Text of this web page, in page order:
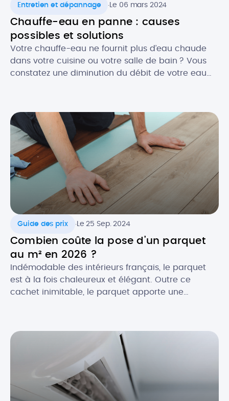
Entretien et dépannage .Le 06 mars 2024
Chauffe-eau en panne : causes
possibles et solutions
Votre chauffe-eau ne fournit plus d’eau chaude
dans votre cuisine ou votre salle de bain ? Vous
constatez une diminution du débit de votre eau
d’une réparation. Et c’est bien connu, une panne
de chauffe-eau n’arrive jamais au […]
Guide des prix .Le 25 Sep. 2024
Combien coûte la pose d’un parquet
au m² en 2026 ?
Indémodable des intérieurs français, le parquet
est à la fois chaleureux et élégant. Outre ce
cachet inimitable, le parquet apporte une
s’adapte à tous les goûts et tous les budgets. Quel
est le prix de pose au […]